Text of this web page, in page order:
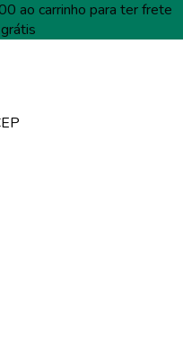
ao carrinho para terfrete